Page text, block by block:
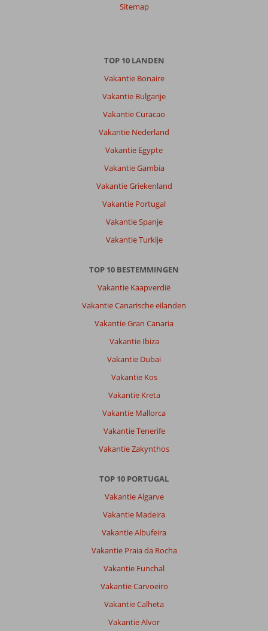
Sitemap
TOP 10 LANDEN
Vakantie Bonaire
Vakantie Bulgarije
Vakantie Curacao
Vakantie Nederland
Vakantie Egypte
Vakantie Gambia
Vakantie Griekenland
Vakantie Portugal
Vakantie Spanje
Vakantie Turkije
TOP 10 BESTEMMINGEN
Vakantie Kaapverdië
Vakantie Canarische eilanden
Vakantie Gran Canaria
Vakantie Ibiza
Vakantie Dubai
Vakantie Kos
Vakantie Kreta
Vakantie Mallorca
Vakantie Tenerife
Vakantie Zakynthos
TOP 10 PORTUGAL
Vakantie Algarve
Vakantie Madeira
Vakantie Albufeira
Vakantie Praia da Rocha
Vakantie Funchal
Vakantie Carvoeiro
Vakantie Calheta
Vakantie Alvor